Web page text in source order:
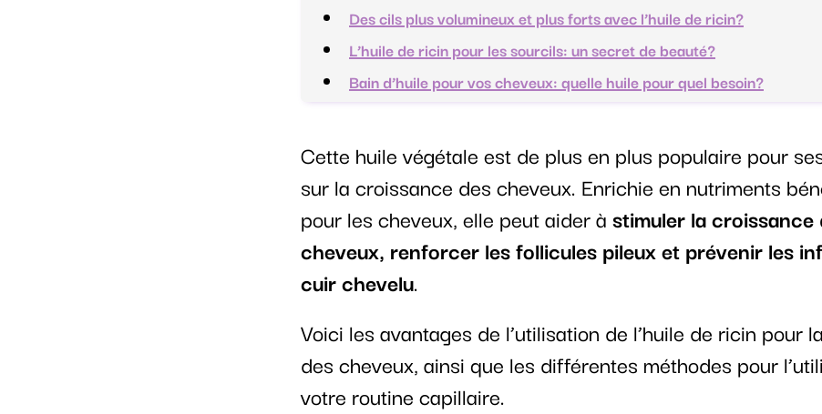
Des cils plus volumineux et plus forts avec l’huile de ricin?
L’huile de ricin pour les sourcils: un secret de beauté?
Bain d’huile pour vos cheveux: quelle huile pour quel besoin?
Cette huile végétale est de plus en plus populaire pour
sur la croissance des cheveux. Enrichie en nutriments
pour les cheveux, elle peut aider àstimuler la croissance
cheveux, renforcer les follicules pileux et prévenir les
cuir chevelu.
Voici les avantages de l’utilisation de l’huile de ricin pour
des cheveux, ainsi que les différentes méthodes pour
votre routine capillaire.